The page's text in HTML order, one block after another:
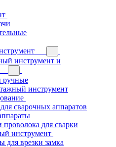
инструмент и
ручные
инструмент
сварочных аппаратов
для сварки
инструмент
для врезки замка